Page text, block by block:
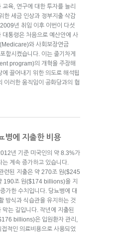
육, 연구에 대한 투자를 늘리
한 세금 인상과 정부지출 삭감
년 취임 이후 이번이 다섯
대통령은 처음으로 예산안에 사
와 사회보장연금
시켰습니다. 이는 줄기차게
program)의 개혁을 주장해
끌어내기 위한 의도로 해석됩
이러한 움직임이 공화당과의 협
병에 지출한 비용
년 기준 미국인의 약 8.3%가
계속 증가하고 있습니다.
련된 지출은 약 270조 원($245
190조 원($174 billions)을 지
가한 수치입니다. 당뇨병에 대
방식과 식습관을 유지하는 것
는 길입니다. 작년에 지출된
billions)은 입원환자 관리,
적인 의료비용으로 사용되었